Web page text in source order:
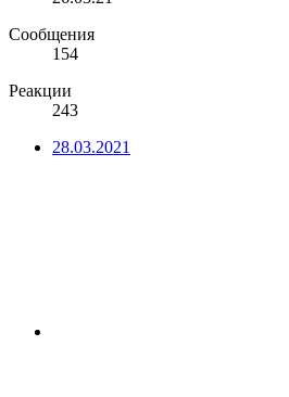
Сообщения
154
Реакции
243
28.03.2021